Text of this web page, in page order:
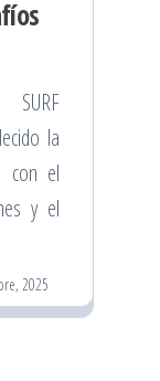
SURF
la
con el
y el
2025